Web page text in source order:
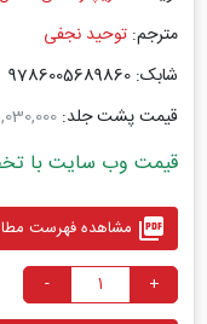
مترجم: توحید نجفی
شابک: 9786005689860
قیمت پشت جلد: 3,030,000
قیمت وب سایت با تخفیف:
picture_as_pdf مشاهده فهرست
+
-